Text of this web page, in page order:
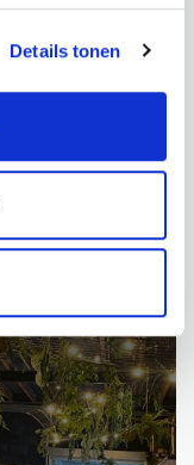
Details tonen